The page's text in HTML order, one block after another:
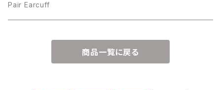
Pair Earcuff
商品一覧に戻る